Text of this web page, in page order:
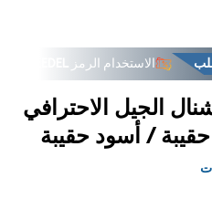
الاستخدام الرمز
المتجر: فوق
الجيل الاحترافي